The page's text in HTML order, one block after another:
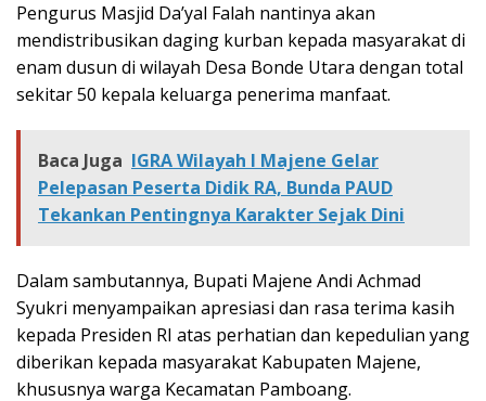
Pengurus Masjid Da’yal Falah nantinya akan
mendistribusikan daging kurban kepada masyarakat di
enam dusun di wilayah Desa Bonde Utara dengan total
sekitar 50 kepala keluarga penerima manfaat.
Baca Juga IGRA Wilayah I Majene Gelar
Pelepasan Peserta Didik RA, Bunda PAUD
Tekankan Pentingnya Karakter Sejak Dini
Dalam sambutannya, Bupati Majene Andi Achmad
Syukri menyampaikan apresiasi dan rasa terima kasih
kepada Presiden RI atas perhatian dan kepedulian yang
diberikan kepada masyarakat Kabupaten Majene,
khususnya warga Kecamatan Pamboang.